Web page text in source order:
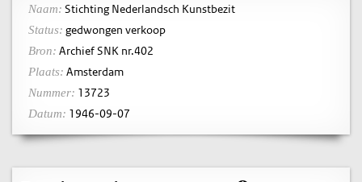
Naam: Stichting Nederlandsch Kunstbezit
Status: gedwongen verkoop
Bron: Archief SNK nr.402
Plaats: Amsterdam
Nummer: 13723
Datum: 1946-09-07